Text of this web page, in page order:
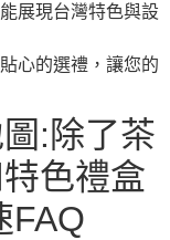
展現台灣特色與設
心的選禮，讓您的
:除了茶
色禮盒
FAQ